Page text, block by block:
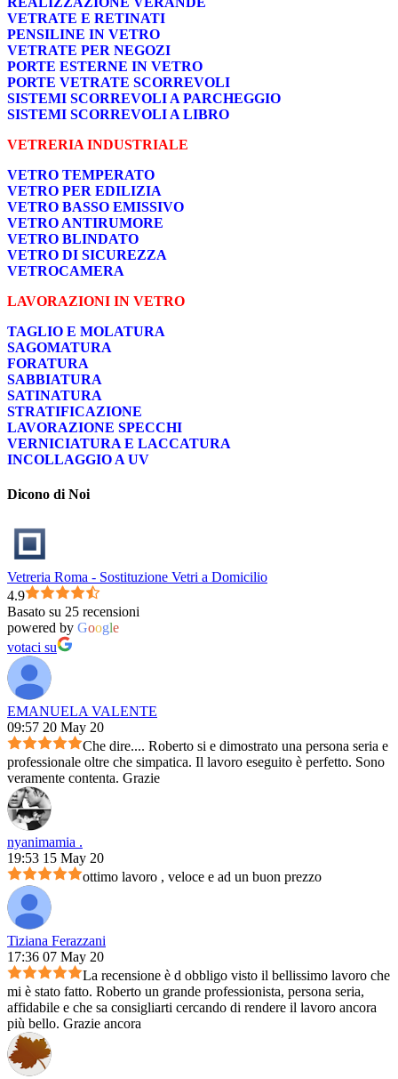
VETRATE E RETINATI
PENSILINE IN VETRO
VETRATE PER NEGOZI
PORTE ESTERNE IN VETRO
PORTE VETRATE SCORREVOLI
SISTEMI SCORREVOLI A PARCHEGGIO
SISTEMI SCORREVOLI A LIBRO
VETRERIA INDUSTRIALE
VETRO TEMPERATO
VETRO PER EDILIZIA
VETRO BASSO EMISSIVO
VETRO ANTIRUMORE
VETRO BLINDATO
VETRO DI SICUREZZA
VETROCAMERA
LAVORAZIONI IN VETRO
TAGLIO E MOLATURA
SAGOMATURA
FORATURA
SABBIATURA
SATINATURA
STRATIFICAZIONE
LAVORAZIONE SPECCHI
VERNICIATURA E LACCATURA
INCOLLAGGIO A UV
Dicono di Noi
Vetreria Roma - Sostituzione Vetri a Domicilio
4.9
Basato su 25 recensioni
powered by Google
votaci su
EMANUELA VALENTE
09:57 20 May 20
Che dire.... Roberto si e dimostrato una persona seria e
professionale oltre che simpatica. Il lavoro eseguito è perfetto. Sono
veramente contenta. Grazie
nyanimamia .
19:53 15 May 20
ottimo lavoro , veloce e ad un buon prezzo
Tiziana Ferazzani
17:36 07 May 20
La recensione è d obbligo visto il bellissimo lavoro che
mi è stato fatto. Roberto un grande professionista, persona seria,
affidabile e che sa consigliarti cercando di rendere il lavoro ancora
più bello. Grazie ancora